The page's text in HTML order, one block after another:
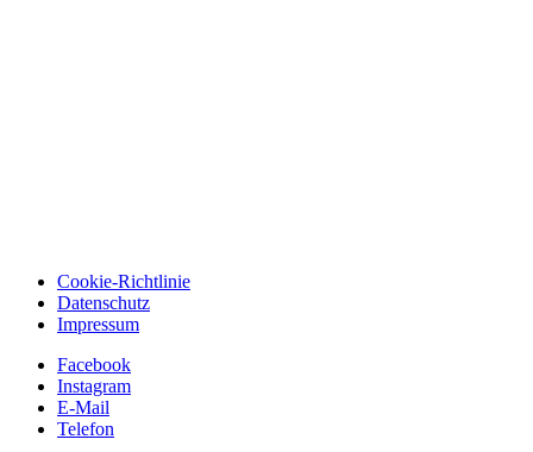
Cookie-Richtlinie
Datenschutz
Impressum
Facebook
Instagram
E-Mail
Telefon